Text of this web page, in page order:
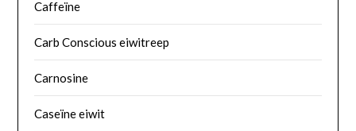
Caffeïne
Carb Conscious eiwitreep
Carnosine
Caseïne eiwit